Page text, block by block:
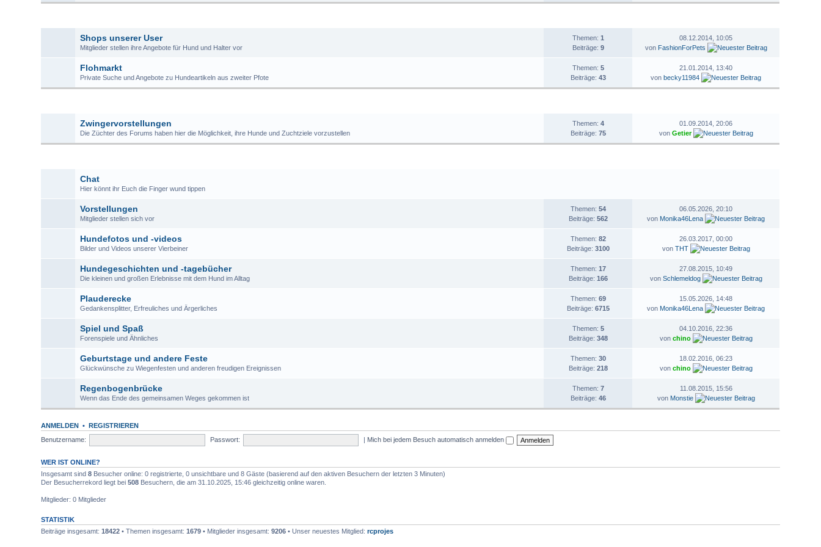
Shops unserer User
Mitglieder stellen ihre Angebote für Hund und Halter vor
Themen: 1
Beiträge: 9
08.12.2014, 10:05
von FashionForPets
Flohmarkt
Private Suche und Angebote zu Hundeartikeln aus zweiter Pfote
Themen: 5
Beiträge: 43
21.01.2014, 13:40
vonbecky11984
Zwingervorstellungen
Die Züchter des Forums haben hier die Möglichkeit, ihre Hunde und Zuchtziele vorzustellen
Themen: 4
Beiträge: 75
01.09.2014, 20:06
von Getier
Chat
Hier könnt ihr Euch die Finger wund tippen
Vorstellungen
Mitglieder stellen sich vor
Themen: 54
Beiträge: 562
06.05.2026, 20:10
von Monika46Lena
Hundefotos und -videos
Bilder und Videos unserer Vierbeiner
Themen: 82
Beiträge: 3100
26.03.2017, 00:00
von THT
Hundegeschichten und -tagebücher
Die kleinen und großen Erlebnisse mit dem Hund im Alltag
Themen: 17
Beiträge: 166
27.08.2015, 10:49
von Schlemeldog
Plauderecke
Gedankensplitter, Erfreuliches und Ärgerliches
Themen: 69
Beiträge: 6715
15.05.2026, 14:48
von Monika46Lena
Spiel und Spaß
Forenspiele und Ähnliches
Themen: 5
Beiträge: 348
04.10.2016, 22:36
von chino
Geburtstage und andere Feste
Glückwünsche zu Wiegenfesten und anderen freudigen Ereignissen
Themen: 30
Beiträge: 218
18.02.2016, 06:23
von chino
Regenbogenbrücke
Wenn das Ende des gemeinsamen Weges gekommen ist
Themen: 7
Beiträge: 46
11.08.2015, 15:56
von Monstie
ANMELDEN •REGISTRIEREN
Benutzername:
Passwort: | Mich bei jedem Besuch automatisch anmelden
WER IST ONLINE?
Insgesamt sind8 Besucher online: 0 registrierte, 0 unsichtbare und 8 Gäste (basierend auf den aktiven Besuchern der letzten 3 Minuten)
Der Besucherrekord liegt bei508 Besuchern, die am 31.10.2025, 15:46 gleichzeitig online waren.
Mitglieder: 0 Mitglieder
STATISTIK
Beiträge insgesamt:18422 • Themen insgesamt:1679 • Mitglieder insgesamt:9206 • Unser neuestes Mitglied:rcprojes